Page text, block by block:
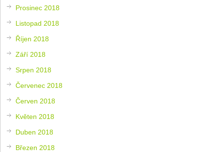
Prosinec 2018
Listopad 2018
Říjen 2018
Září 2018
Srpen 2018
Červenec 2018
Červen 2018
Květen 2018
Duben 2018
Březen 2018